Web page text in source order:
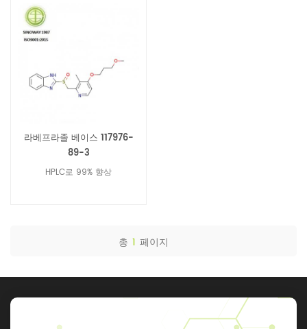
라베프라졸 베이스 117976-
89-3
HPLC로 99% 향상
총 1 페이지